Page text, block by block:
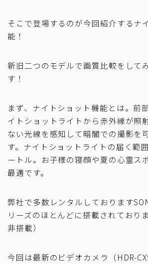
そこで登場するのが今回紹介するナ
能！
新旧二つのモデルで画質比較をして
す！
まず、ナイトショット機能とは。前
イトショットライトから赤外線が照
ない光線を感知して暗闇での撮影を
す。ナイトショットライトの届く範
ートル。お子様の寝顔や夏の心霊ス
最適です。
弊社で多数レンタルしております
リーズのほとんどに搭載されており
非搭載）
今回は最新のビデオカメラ（HDR-